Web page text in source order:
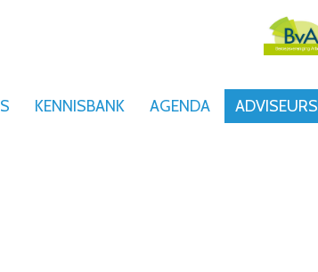
KENNISBANK AGENDA ADVISEURS